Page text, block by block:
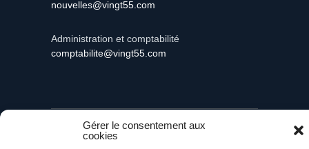
Gérer le consentement aux
cookies
nouvelles@vingt55.com
Administration et comptabilité
comptabilite@vingt55.com
Vingt55©Propulsé par Versom VR- Tous droits
réservés.